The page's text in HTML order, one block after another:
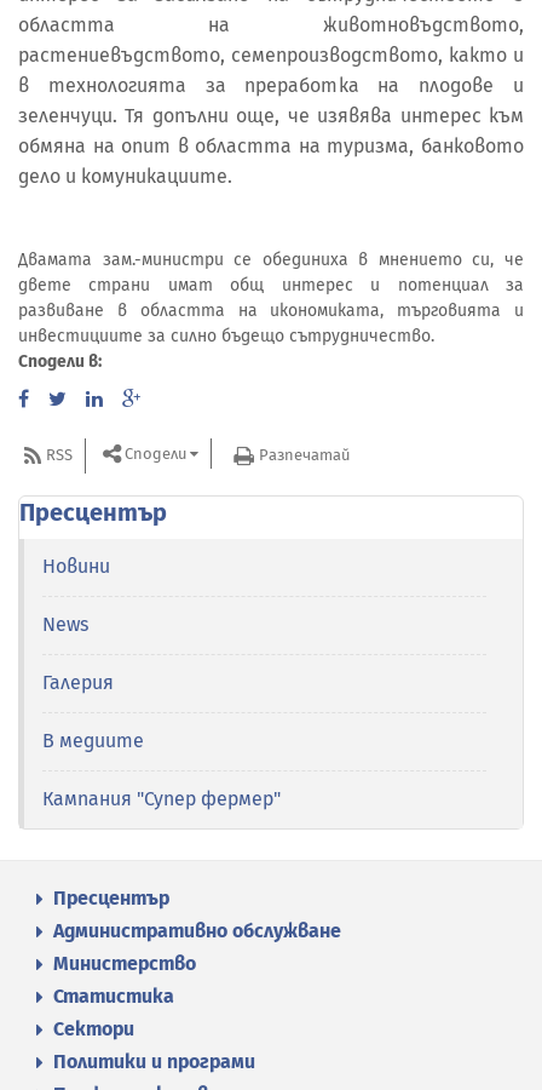
областта на животновъдството,
растениевъдството, семепроизводството, както и
в технологията за преработка на плодове и
зеленчуци. Тя допълни още, че изявява интерес към
обмяна на опит в областта на туризма, банковото
дело и комуникациите.
Двамата зам.-министри се обединиха в мнението си, че
двете страни имат общ интерес и потенциал за
развиване в областта на икономиката, търговията и
инвестициите за силно бъдещо сътрудничество.
Сподели в:
RSS Сподели Разпечатай
Пресцентър
Новини
News
Галерия
В медиите
Кампания "Супер фермер"
Пресцентър
Административно обслужване
Министерство
Статистика
Сектори
Политики и програми